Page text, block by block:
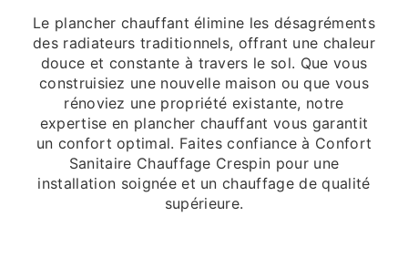
Le plancher chauffant élimine les désagréments
des radiateurs traditionnels, offrant une chaleur
douce et constante à travers le sol. Que vous
construisiez une nouvelle maison ou que vous
rénoviez une propriété existante, notre
expertise en plancher chauffant vous garantit
un confort optimal. Faites confiance à Confort
Sanitaire Chauffage Crespin pour une
installation soignée et un chauffage de qualité
supérieure.